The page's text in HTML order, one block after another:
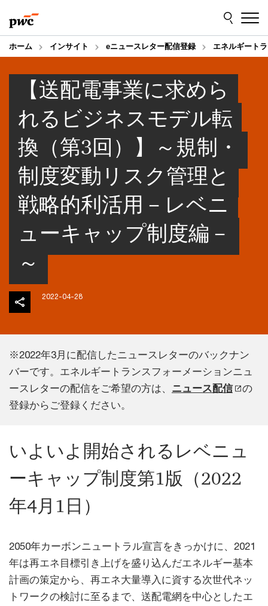
to
content
to
footer
ホーム インサイト eニュースレター配信登録 エネルギート
【送配電事業に求めら
れるビジネスモデル転
換（第3回）】～規制・
制度変動リスク管理と
戦略的利活用－レベニ
ューキャップ制度編－
～
2022-04-28
※2022年3月に配信したニュースレターのバックナン
バーです。エネルギートランスフォーメーションニュ
ースレターの配信をご希望の方は、 ニュース配信
の
登録からご登録ください。
いよいよ開始されるレベニュ
ーキャップ制度第1版（2022
年4月1日）
2050年カーボンニュートラル宣言をきっかけに、2021
年は再エネ目標引き上げを盛り込んだエネルギー基本
計画の策定から、再エネ大量導入に資する次世代ネッ
トワークの検討に至るまで、送配電網を中心としたエ